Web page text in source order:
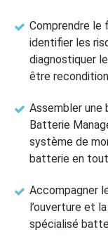
Comprendre le
identifier les
diagnostiquer
être
Assembler une
Batterie
système de
batterie en
Accompagner
l’ouverture et
spécialisé